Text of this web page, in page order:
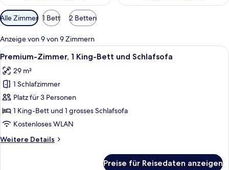
Verfügbare
Filter
für
Zimmer
Alle Zimmer 1 Bett 2 Betten
Anzeige von 9 von 9 Zimmern
Alle
Fotos
für
Premium-
Zimmer,
1 King-
Bett
Schlafsofa
Ein modernes Hotelzimmer mit
6
Premium-Zimmer, 1 King-Bett und Schlafsofa
29 m²
1 Schlafzimmer
Platz für 3 Personen
1 King-Bett und 1 grosses Schlafsofa
Kostenloses WLAN
Weitere Details
Weitere
Preise für Reisedaten anzeigen